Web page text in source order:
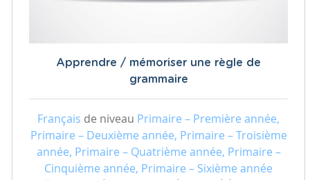
Apprendre / mémoriser une règle de
grammaire
Français de niveau Primaire – Première année,
Primaire – Deuxième année, Primaire – Troisième
année, Primaire – Quatrième année, Primaire –
Cinquième année, Primaire – Sixième année